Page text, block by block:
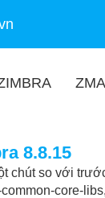
8.8.15
chút so với
core-